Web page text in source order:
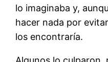
lo imaginaba y,
hacer nada por
los encontraría.